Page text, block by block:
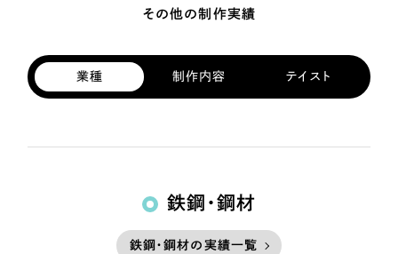
その他の制作実績
業種 制作内容 テイスト
鉄鋼・鋼材
鉄鋼・鋼材の実績一覧